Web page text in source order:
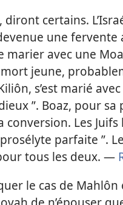
certains.
une fervente
marier avec une
jeune,
s’est marié
”. Boaz, pour
Les Juifs
parfaite ”.
tous les deux. —
le cas de